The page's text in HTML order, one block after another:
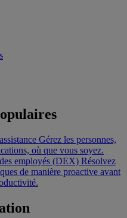
Gérez les personnes,
où que vous soyez.
employés (DEX) Résolvez
de manière proactive avant